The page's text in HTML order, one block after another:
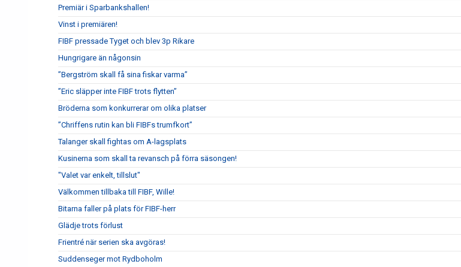
Premiär i Sparbankshallen!
Vinst i premiären!
FIBF pressade Tyget och blev 3p Rikare
Hungrigare än någonsin
”Bergström skall få sina fiskar varma”
”Eric släpper inte FIBF trots flytten”
Bröderna som konkurrerar om olika platser
”Chriffens rutin kan bli FIBFs trumfkort”
Talanger skall fightas om A-lagsplats
Kusinerna som skall ta revansch på förra säsongen!
"Valet var enkelt, tillslut"
Välkommen tillbaka till FIBF, Wille!
Bitarna faller på plats för FIBF-herr
Glädje trots förlust
Frientré när serien ska avgöras!
Suddenseger mot Rydboholm